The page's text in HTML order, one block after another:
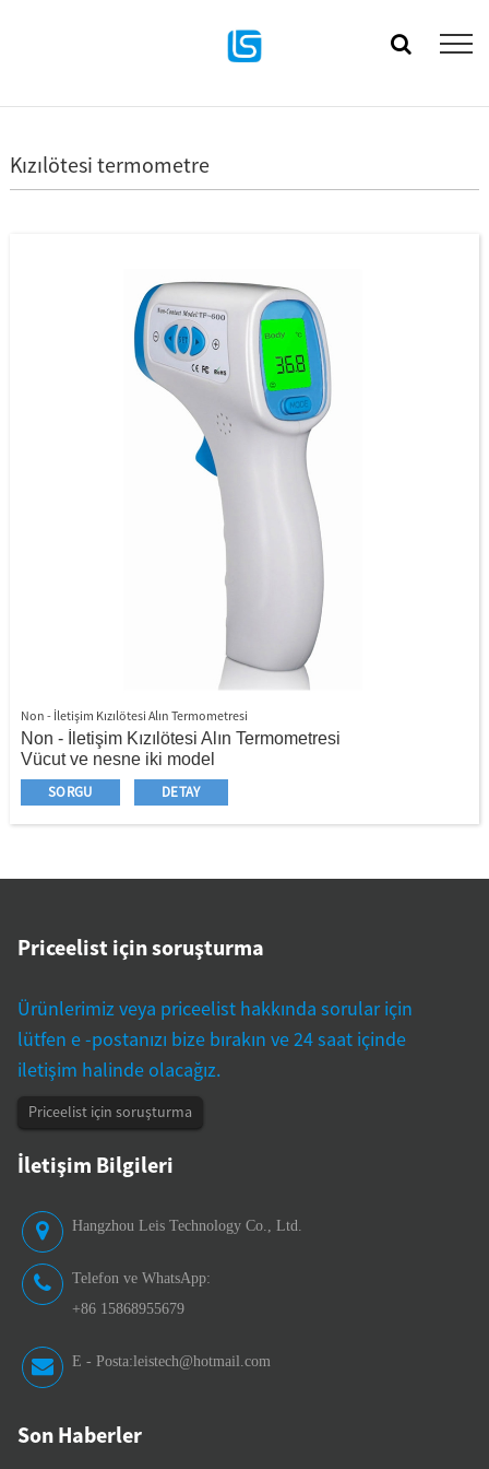
Kızılötesi termometre
Non - İletişim Kızılötesi Alın Termometresi
Non - İletişim Kızılötesi Alın Termometresi
Vücut ve nesne iki model
Sıcaklığınızı belirtmek için üç renk arka ışık
℃/℉ Değiştirilebilir
Hızlı ve doğru
SORGU DETAY
Priceelist için soruşturma
Ürünlerimiz veya priceelist hakkında sorular için
lütfen e -postanızı bize bırakın ve 24 saat içinde
iletişim halinde olacağız.
Priceelist için soruşturma
İletişim Bilgileri
Hangzhou Leis Technology Co., Ltd.
Telefon ve WhatsApp:
+86 15868955679
E - Posta:leistech@hotmail.com
Son Haberler